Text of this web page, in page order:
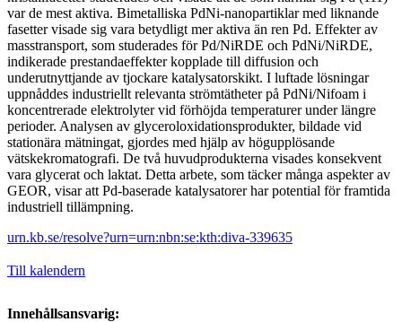
var de mest aktiva. Bimetalliska PdNi-nanopartiklar med liknande
fasetter visade sig vara betydligt mer aktiva än ren Pd. Effekter av
masstransport, som studerades för Pd/NiRDE och PdNi/NiRDE,
indikerade prestandaeffekter kopplade till diffusion och
underutnyttjande av tjockare katalysatorskikt. I luftade lösningar
uppnåddes industriellt relevanta strömtätheter på PdNi/Nifoam i
koncentrerade elektrolyter vid förhöjda temperaturer under längre
perioder. Analysen av glyceroloxidationsprodukter, bildade vid
stationära mätningat, gjordes med hjälp av högupplösande
vätskekromatografi. De två huvudprodukterna visades konsekvent
vara glycerat och laktat. Detta arbete, som täcker många aspekter av
GEOR, visar att Pd-baserade katalysatorer har potential för framtida
industriell tillämpning.
urn.kb.se/resolve?urn=urn:nbn:se:kth:diva-339635
Till kalendern
Innehållsansvarig: